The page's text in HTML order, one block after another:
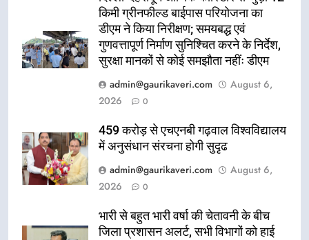
किमी ग्रीनफील्ड बाईपास परियोजना का
डीएम ने किया निरीक्षण; समयबद्ध एवं
गुणवत्तापूर्ण निर्माण सुनिश्चित करने के निर्देश,
सुरक्षा मानकों से कोई समझौता नहींः डीएम
admin@gaurikaveri.com
August 6,
2026
0
459 करोड़ से एचएनबी गढ़वाल विश्वविद्यालय
में अनुसंधान संरचना होगी सुदृढ
admin@gaurikaveri.com
August 6,
2026
0
भारी से बहुत भारी वर्षा की चेतावनी के बीच
जिला प्रशासन अलर्ट, सभी विभागों को हाई